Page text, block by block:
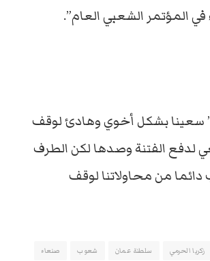
في المؤتمر الشعبي العام”.
” سعينا بشكل أخوي وهادئ لوقف
لدفع الفتنة وصدها لكن الطرف
دائما من محاولاتنا لوقف
زكريا الحرمي سلطنة عمان شعوب
صنعاء